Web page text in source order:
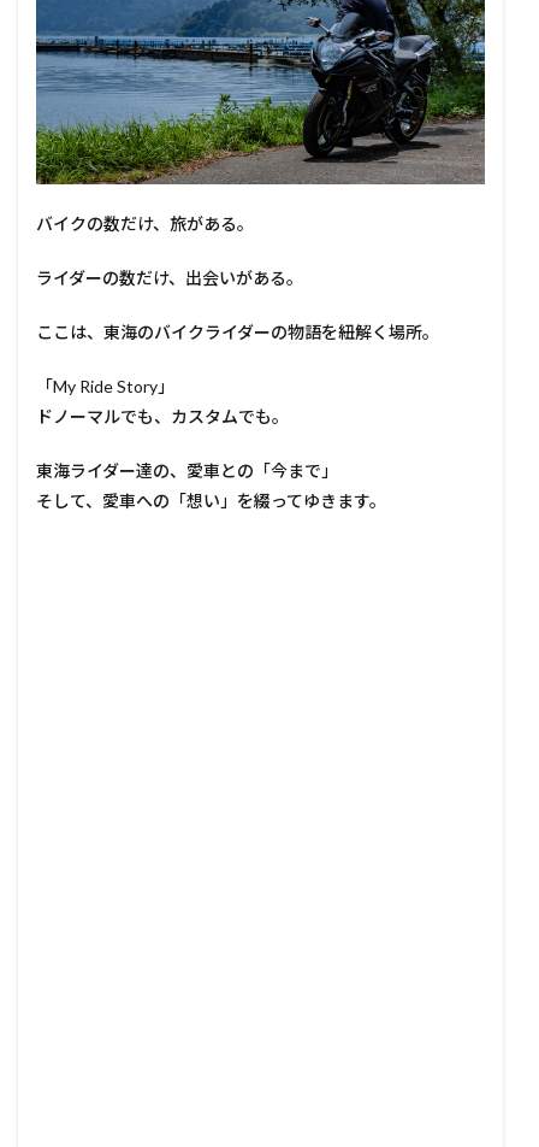
バイクの数だけ、旅がある。
ライダーの数だけ、出会いがある。
ここは、東海のバイクライダーの物語を紐解く場所。
「My Ride Story」
ドノーマルでも、カスタムでも。
東海ライダー達の、愛車との「今まで」
そして、愛車への「想い」を綴ってゆきます。